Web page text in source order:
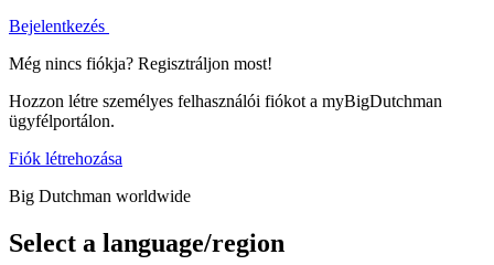
Bejelentkezés
Még nincs fiókja? Regisztráljon most!
Hozzon létre személyes felhasználói fiókot a myBigDutchman
ügyfélportálon.
Fiók létrehozása
Big Dutchman worldwide
Select a language/region